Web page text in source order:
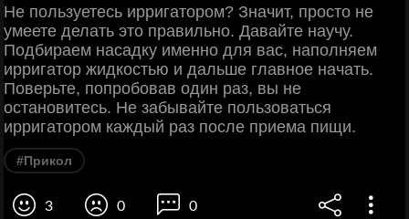
Не пользуетесь ирригатором? Значит, просто не
умеете делать это правильно. Давайте научу.
Подбираем насадку именно для вас, наполняем
ирригатор жидкостью и дальше главное начать.
Поверьте, попробовав один раз, вы не
остановитесь. Не забывайте пользоваться
ирригатором каждый раз после приема пищи.
#Прикол
3 0 0